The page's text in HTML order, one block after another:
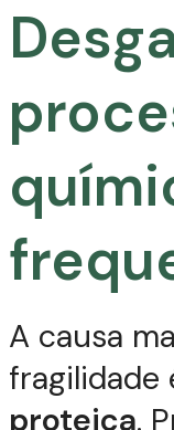
A causa
fragilidade
proteica.